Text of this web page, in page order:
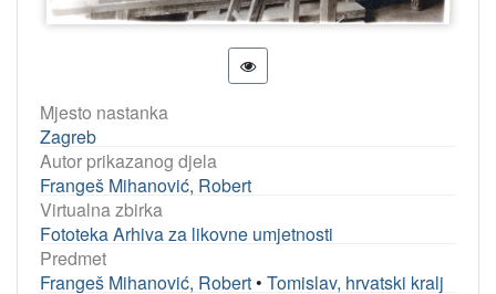
Mjesto nastanka
Zagreb
Autor prikazanog djela
Frangeš Mihanović, Robert
Virtualna zbirka
Fototeka Arhiva za likovne umjetnosti
Predmet
Frangeš Mihanović, Robert • Tomislav, hrvatski kralj